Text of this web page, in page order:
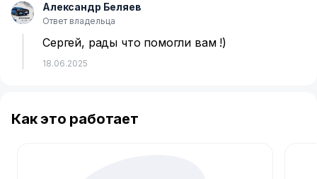
А Александр Беляев
Ответ владельца
Сергей, рады что помогли вам !)
18.06.2025
Как это работает